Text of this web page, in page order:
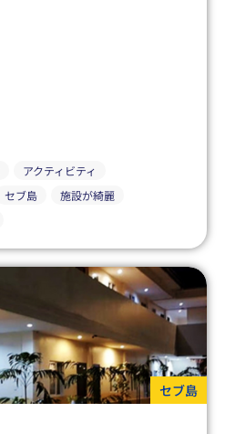
アクティビティ
セブ島
施設が綺麗
セブ島